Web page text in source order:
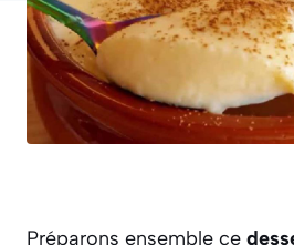
Préparons ensemble ce